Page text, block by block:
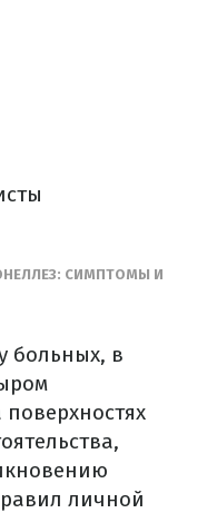
СИМПТОМЫ И
больных, в
личной